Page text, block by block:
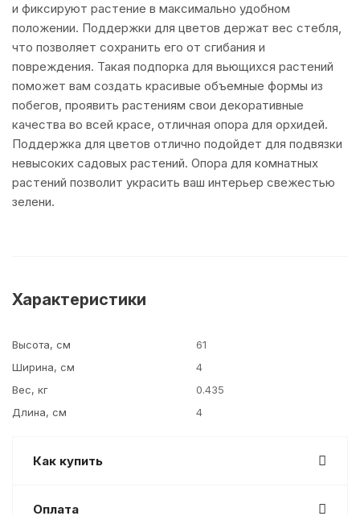
и фиксируют растение в максимально удобном
положении. Поддержки для цветов держат вес стебля,
что позволяет сохранить его от сгибания и
повреждения. Такая подпорка для вьющихся растений
поможет вам создать красивые объемные формы из
побегов, проявить растениям свои декоративные
качества во всей красе, отличная опора для орхидей.
Поддержка для цветов отлично подойдет для подвязки
невысоких садовых растений. Опора для комнатных
растений позволит украсить ваш интерьер свежестью
зелени.
Характеристики
Высота, см
61
Ширина, см
4
Вес, кг
0.435
Длина, см
4
Как купить
Оплата